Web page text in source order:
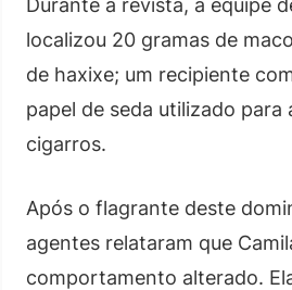
Durante a revista, a equipe
localizou 20 gramas de
de haxixe; um recipiente
papel de seda utilizado para
cigarros.
Após o flagrante deste
agentes relataram que
comportamento alterado.